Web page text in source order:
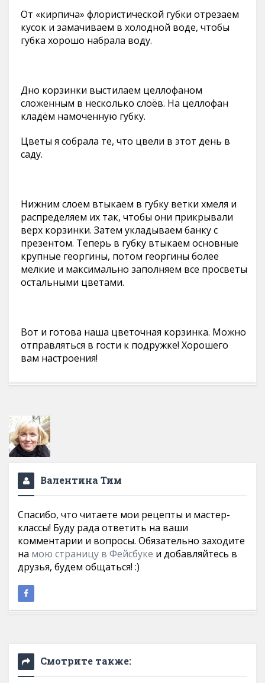
От «кирпича» флористической губки отрезаем
кусок и замачиваем в холодной воде, чтобы
губка хорошо набрала воду.
Дно корзинки выстилаем целлофаном
сложенным в несколько слоёв. На целлофан
кладём намоченную губку.
Цветы я собрала те, что цвели в этот день в
саду.
Нижним слоем втыкаем в губку ветки хмеля и
распределяем их так, чтобы они прикрывали
верх корзинки. Затем укладываем банку с
презентом. Теперь в губку втыкаем основные
крупные георгины, потом георгины более
мелкие и максимально заполняем все просветы
остальными цветами.
Вот и готова наша цветочная корзинка. Можно
отправляться в гости к подружке! Хорошего
вам настроения!
Валентина Тим
Спасибо, что читаете мои рецепты и мастер-
классы! Буду рада ответить на ваши
комментарии и вопросы. Обязательно заходите
на мою страницу в Фейсбуке и добавляйтесь в
друзья, будем общаться! :)
Смотрите также: